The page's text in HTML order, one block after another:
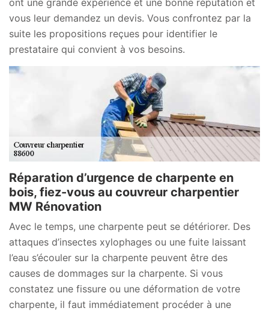
vous leur demandez un devis. Vous confrontez par la
suite les propositions reçues pour identifier le
prestataire qui convient à vos besoins.
Réparation d’urgence de charpente en
bois, fiez-vous au couvreur charpentier
MW Rénovation
Avec le temps, une charpente peut se détériorer. Des
attaques d’insectes xylophages ou une fuite laissant
l’eau s’écouler sur la charpente peuvent être des
causes de dommages sur la charpente. Si vous
constatez une fissure ou une déformation de votre
charpente, il faut immédiatement procéder à une